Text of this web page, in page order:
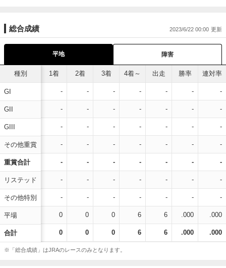
総合成績 2023/6/22 00:00
平地 障害
種別
GI
GII
GIII
その他重賞
重賞合計
リステッド
その他特別
平場
合計
1着 2着 3着 4着～ 出走 勝率 連対率
- - - - - - -
- - - - - - -
- - - - - - -
- - - - - - -
- - - - - - -
- - - - - - -
- - - - - - -
0 0 0 6 6 .000 .000
0 0 0 6 6 .000 .000
※「総合成績」はJRAのレースのみとなります。